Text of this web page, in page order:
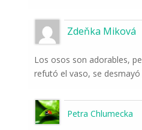
Zdeňka Miková
Los osos son adorables,
refutó el vaso, se desmayó
Petra Chlumecka